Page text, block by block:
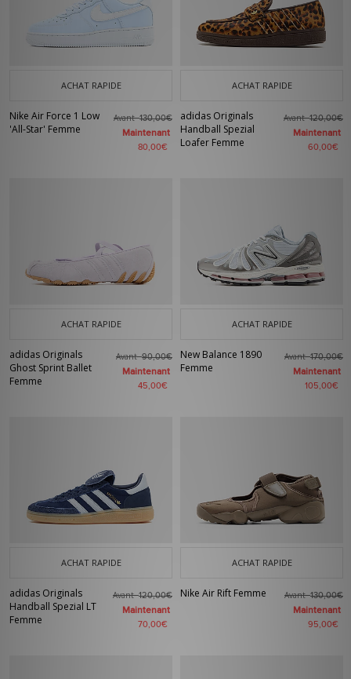
ACHAT RAPIDE
Nike Air Force 1 Low
'All-Star' Femme
Avant130,00€
Maintenant
80,00€
ACHAT RAPIDE
adidas Originals
Handball Spezial
Loafer Femme
Avant120,00€
Maintenant
60,00€
ACHAT RAPIDE
adidas Originals
Ghost Sprint Ballet
Femme
Avant90,00€
Maintenant
45,00€
ACHAT RAPIDE
New Balance 1890
Femme
Avant170,00€
Maintenant
105,00€
ACHAT RAPIDE
adidas Originals
Handball Spezial LT
Femme
Avant120,00€
Maintenant
70,00€
ACHAT RAPIDE
Nike Air Rift Femme Avant130,00€
Maintenant
95,00€